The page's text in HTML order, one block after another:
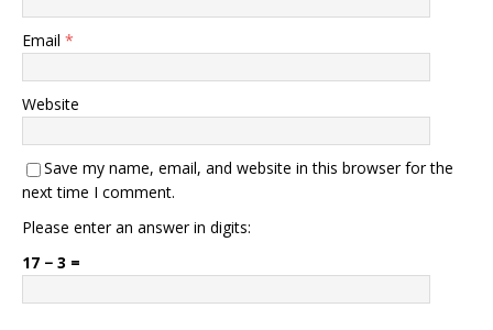
Email *
Website
Save my name, email, and website in this browser for the
next time I comment.
Please enter an answer in digits:
17 − 3 =